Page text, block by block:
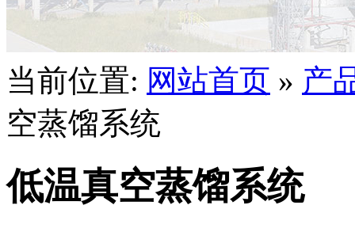
当前位置: 网站首页 » 产
空蒸馏系统
低温真空蒸馏系统